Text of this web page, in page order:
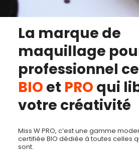
La marque de
maquillage
professionnel
BIO et PRO qui
votre créativité
Miss W PRO, c’est une gamme
certifiée BIO dédiée à toutes celles
sont.